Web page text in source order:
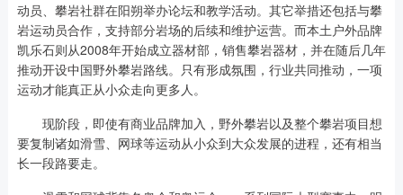
动员、攀岩社群在阳朔举办论坛和教学活动。其它举措还包括与攀
岩运动员合作，支持部分岩场的后续和维护运营。而本土户外品牌
凯乐石则从2008年开始成立器材部，销售攀岩器材，并在随后几年
推动开设中国野外攀岩路线。只有形成氛围，行业共同推动，一项
运动才能真正从小众走向更多人。
现阶段，即使有商业品牌加入，野外攀岩以及整个攀岩项目想
要复制诸如滑雪、网球等运动从小众到大众发展的进程，还有相当
长一段路要走。